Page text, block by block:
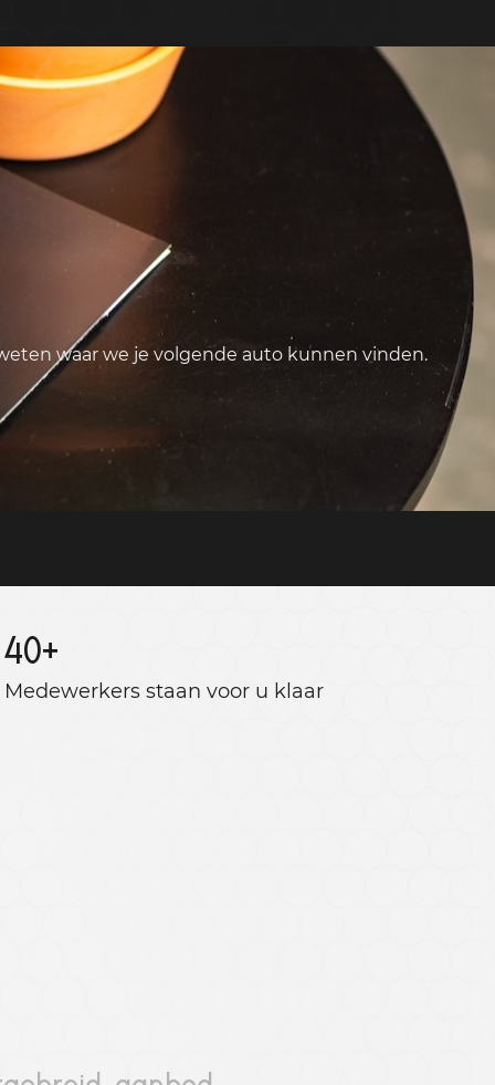
waar we je volgende auto kunnen vinden.
40+
Medewerkers staan ​​voor u klaar